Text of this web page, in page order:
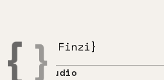
Casi studio